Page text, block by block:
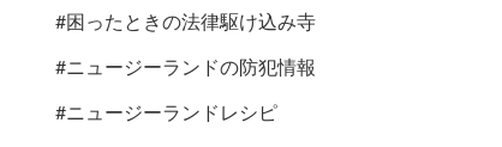
#困ったときの法律駆け込み寺
#ニュージーランドの防犯情報
#ニュージーランドレシピ